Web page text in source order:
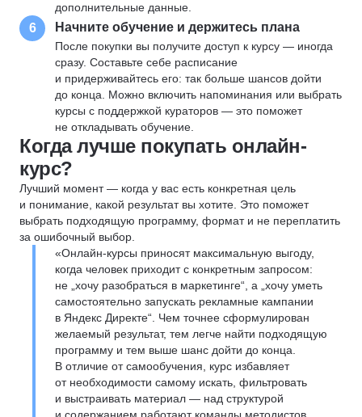
дополнительные данные.
6 Начните обучение и держитесь плана
После покупки вы получите доступ к курсу — иногда
сразу. Составьте себе расписание
и придерживайтесь его: так больше шансов дойти
до конца. Можно включить напоминания или выбрать
курсы с поддержкой кураторов — это поможет
не откладывать обучение.
Когда лучше покупать онлайн-
курс?
Лучший момент — когда у вас есть конкретная цель
и понимание, какой результат вы хотите. Это поможет
выбрать подходящую программу, формат и не переплатить
за ошибочный выбор.
«Онлайн-курсы приносят максимальную выгоду,
когда человек приходит с конкретным запросом:
не „хочу разобраться в маркетинге“, а „хочу уметь
самостоятельно запускать рекламные кампании
в Яндекс Директе“. Чем точнее сформулирован
желаемый результат, тем легче найти подходящую
программу и тем выше шанс дойти до конца.
В отличие от самообучения, курс избавляет
от необходимости самому искать, фильтровать
и выстраивать материал — над структурой